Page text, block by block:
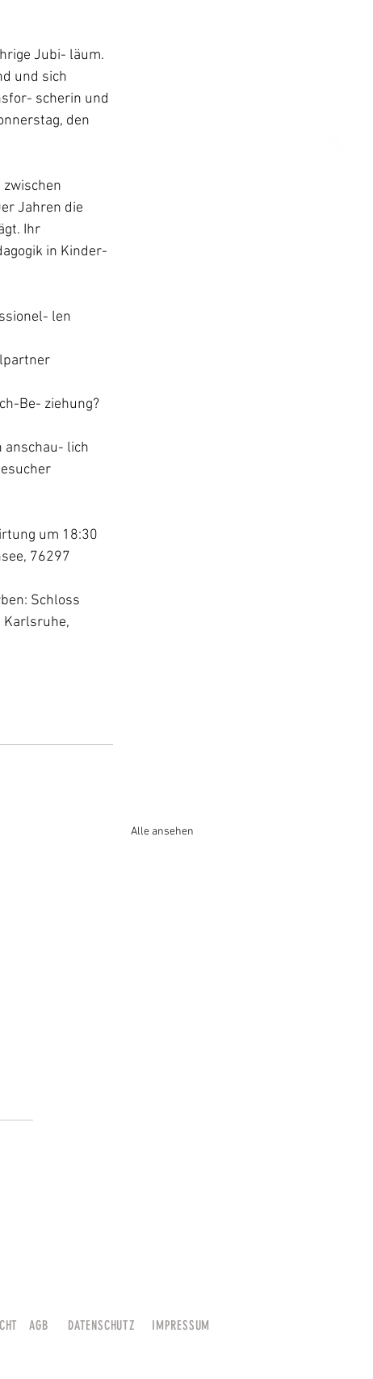
Jubi- läum.
und sich
scherin und
den
Jahren die
Ihr
in Kinder-
len
Be- ziehung?
anschau- lich
um 18:30
76297
Schloss
Karlsruhe,
Alle ansehen
AGB DATENSCHUTZ IMPRESSUM